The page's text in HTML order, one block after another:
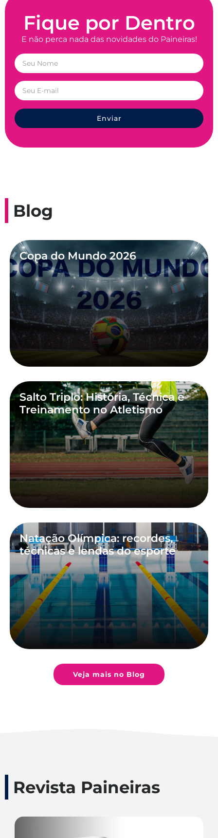
Fique por Dentro
E não perca nada das novidades do Paineiras!
Enviar
Blog
Copa do Mundo 2026
Salto Triplo: História, Técnica e
Treinamento no Atletismo
Natação Olímpica: recordes,
técnicas e lendas do esporte
Veja mais no Blog
Revista Paineiras